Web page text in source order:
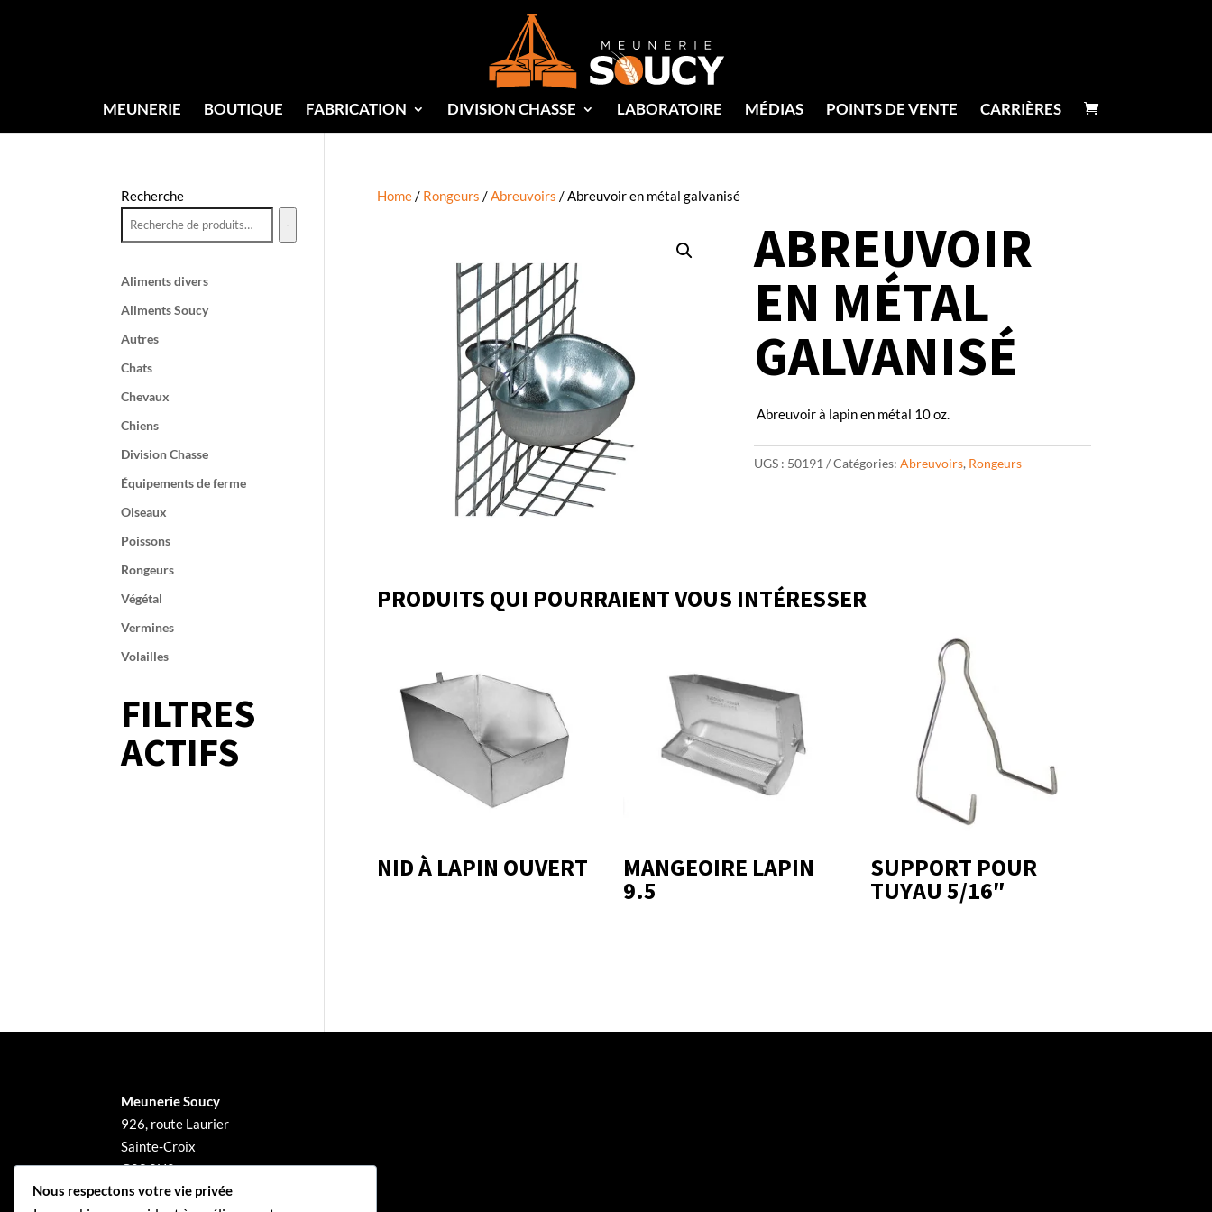
MEUNERIE BOUTIQUE FABRICATION DIVISION CHASSE LABORATOIRE MÉDIAS POINTS DE VENTE CARRIÈRES
Home/ Rongeurs /Abreuvoirs / Abreuvoir en métal galvanisé
ABREUVOIR
EN MÉTAL
GALVANISÉ
Abreuvoir à lapin en métal 10 oz.
UGS : 50191 Catégories: Abreuvoirs, Rongeurs
PRODUITS QUI POURRAIENT VOUS INTÉRESSER
NID À LAPIN OUVERT MANGEOIRE LAPIN
9.5
SUPPORT POUR
TUYAU 5/16″
Recherche
Aliments divers
Aliments Soucy
Autres
Chats
Chevaux
Chiens
Division Chasse
Équipements de ferme
Oiseaux
Poissons
Rongeurs
Végétal
Vermines
Volailles
FILTRES
ACTIFS
Meunerie Soucy
926, route Laurier
Sainte-Croix
G0S 2H0
Nous respectons votre vie privée